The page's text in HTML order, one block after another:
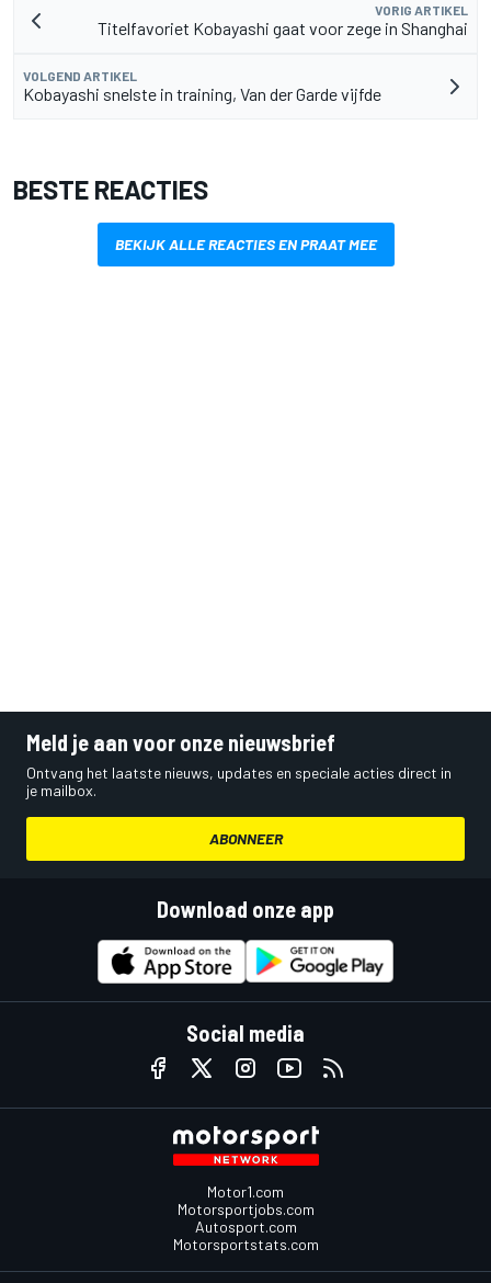
VORIG ARTIKEL
Titelfavoriet Kobayashi gaat voor zege in Shanghai
VOLGEND ARTIKEL
Kobayashi snelste in training, Van der Garde vijfde
BESTE REACTIES
BEKIJK ALLE REACTIES EN PRAAT MEE
Meld je aan voor onze nieuwsbrief
Ontvang het laatste nieuws, updates en speciale acties direct in
je mailbox.
ABONNEER
Download onze app
Social media
Motor1.com
Motorsportjobs.com
Autosport.com
Motorsportstats.com